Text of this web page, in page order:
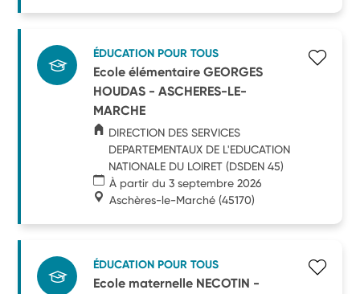
ÉDUCATION POUR TOUS
Ecole élémentaire GEORGES
HOUDAS - ASCHERES-LE-
MARCHE
DIRECTION DES SERVICES
DEPARTEMENTAUX DE L'EDUCATION
NATIONALE DU LOIRET (DSDEN 45)
À partir du 3 septembre 2026
Aschères-le-Marché (45170)
ÉDUCATION POUR TOUS
Ecole maternelle NECOTIN -